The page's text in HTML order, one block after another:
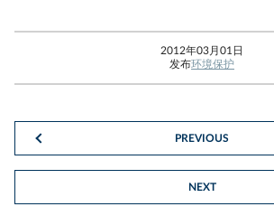
2012年03月01日
发布环境保护
PREVIOUS
NEXT